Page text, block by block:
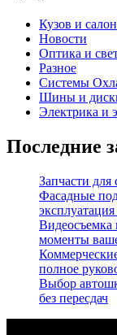
Кузов и салон
Новости
Оптика и
Разное
Системы
Шины и
Электрика и
Последние
Запчасти
Фасадные
Видеосъемка
моменты
полное
Выбор
без пересдач